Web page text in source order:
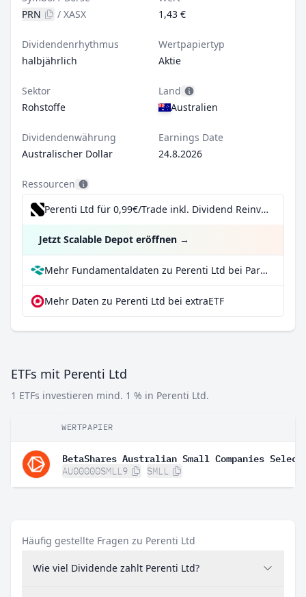
PRN
/ XASX
1,43 €
Dividendenrhythmus
halbjährlich
Wertpapiertyp
Aktie
Sektor
Rohstoffe
Land
Australien
Dividendenwährung
Australischer Dollar
Earnings Date
24.8.2026
Ressourcen
Perenti Ltd für 0,99€/Trade inkl. Dividend Reinvestment Plan
Jetzt Scalable Depot eröffnen →
Mehr Fundamentaldaten zu Perenti Ltd bei Parqet
Mehr Daten zu Perenti Ltd bei extraETF
ETFs mit Perenti Ltd
1 ETFs investieren mind. 1 % in Perenti Ltd.
WERTPAPIER
BetaShares Australian Small Companies Select
AU00000SMLL9 SMLL
Häufig gestellte Fragen zu Perenti Ltd
Wie viel Dividende zahlt Perenti Ltd?